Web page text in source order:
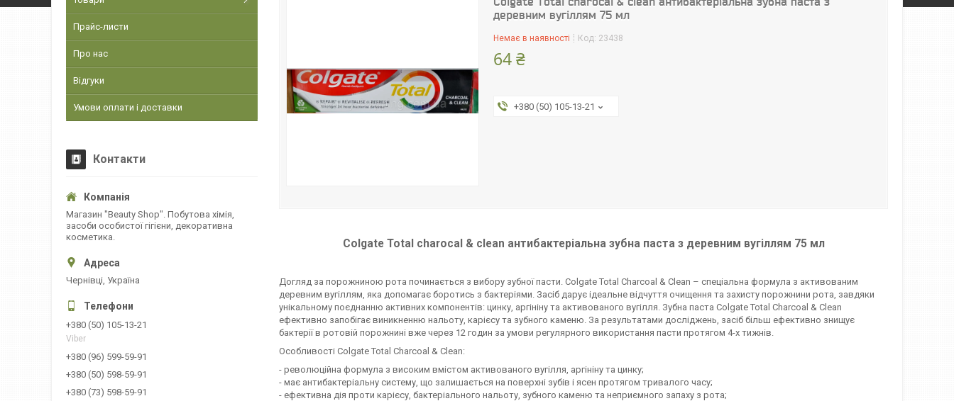
деревним вугіллям 75 мл
Немає в наявності Код: 23438
64 ₴
+380 (50) 105-13-21
Colgate Total charocal & clean антибактеріальна зубна паста з деревним вугіллям 75 мл
Догляд за порожниною рота починається з вибору зубної пасти. Colgate Total Charcoal & Clean – спеціальна формула з активованим
деревним вугіллям, яка допомагає боротись з бактеріями. Засіб дарує ідеальне відчуття очищення та захисту порожнини рота, завдяки
унікальному поєднанню активних компонентів: цинку, аргініну та активованого вугілля. Зубна паста Colgate Total Charcoal & Clean
ефективно запобігає виникненню нальоту, карієсу та зубного каменю. За результатами досліджень, засіб більш ефективно знищує
бактерії в ротовій порожнині вже через 12 годин за умови регулярного використання пасти протягом 4-х тижнів.
Особливості Colgate Total Charcoal & Clean:
- революційна формула з високим вмістом активованого вугілля, аргініну та цинку;
- має антибактеріальну систему, що залишається на поверхні зубів і ясен протягом тривалого часу;
- ефективна дія проти карієсу, бактеріального нальоту, зубного каменю та неприємного запаху з рота;
Прайс-листи
Про нас
Відгуки
Умови оплати і доставки
Контакти
Магазин "Beauty Shop". Побутова хімія,
засоби особистої гігієни, декоративна
косметика.
Чернівці, Україна
+380 (50) 105-13-21
Viber
+380 (96) 599-59-91
+380 (50) 598-59-91
+380 (73) 598-59-91